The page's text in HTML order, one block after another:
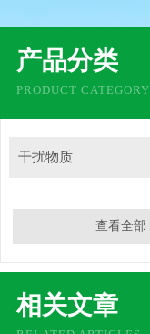
产品分类
PRODUCT CATEGORY
干扰物质
查看全部
相关文章